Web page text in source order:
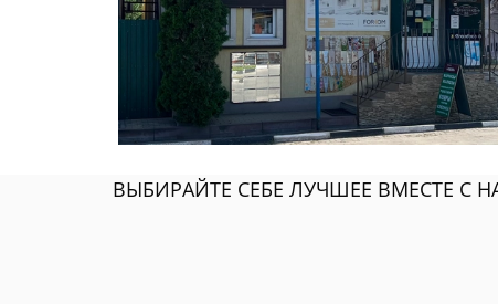
ВЫБИРАЙТЕ СЕБЕ ЛУЧШЕЕ ВМЕСТЕ С